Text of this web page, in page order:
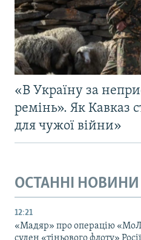
«В Україну за
ремінь». Як Кавказ
для чужої війни»
ОСТАННІ НОВИНИ
12:21
«Мадяр» про операцію